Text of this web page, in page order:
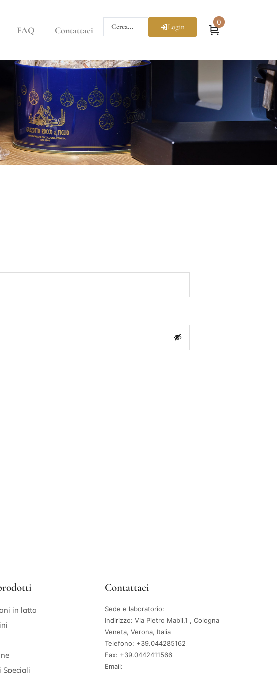
FAQ Contattaci Login
0
in latta
Speciali
Contattaci
Sede e laboratorio:
Indirizzo: Via Pietro Mabil,1 , Cologna
Veneta, Verona, Italia
Telefono: +39.044285162
Fax: +39.0442411566
Email: